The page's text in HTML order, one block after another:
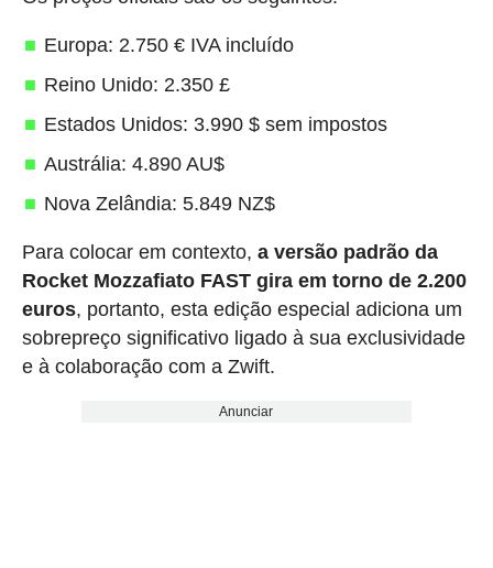
Europa: 2.750 € IVA incluído
Reino Unido: 2.350 £
Estados Unidos: 3.990 $ sem impostos
Austrália: 4.890 AU$
Nova Zelândia: 5.849 NZ$
Para colocar em contexto, a versão padrão da
Rocket Mozzafiato FAST gira em torno de 2.200
euros, portanto, esta edição especial adiciona um
sobrepreço significativo ligado à sua exclusividade
e à colaboração com a Zwift.
Anunciar